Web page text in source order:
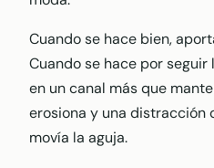
Cuando se hace bien,
Cuando se hace por
en un canal más que
erosiona y una distracción
movía la aguja.